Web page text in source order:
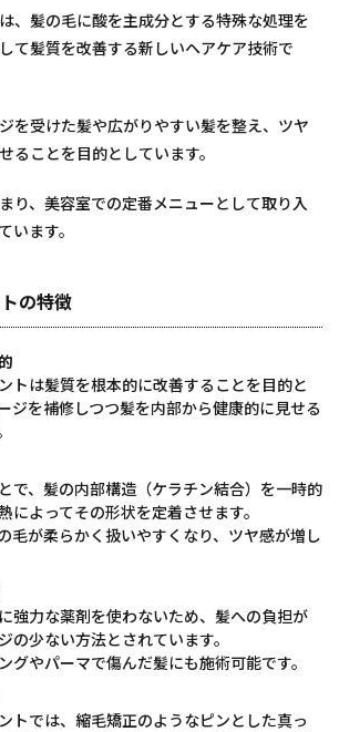
、髪の毛に酸を主成分とする特殊な処理を
て髪質を改善する新しいヘアケア技術で
を受けた髪や広がりやすい髪を整え、ツヤ
ることを目的としています。
り、美容室での定番メニューとして取り入
います。
の特徴
トは髪質を根本的に改善することを目的と
ジを補修しつつ髪を内部から健康的に見せる
で、髪の内部構造（ケラチン結合）を一時的
によってその形状を定着させます。
毛が柔らかく扱いやすくなり、ツヤ感が増し
強力な薬剤を使わないため、髪への負担が
の少ない方法とされています。
グやパーマで傷んだ髪にも施術可能です。
トでは、縮毛矯正のようなピンとした真っ